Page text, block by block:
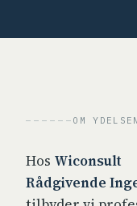
OM YDELSEN
Hos Wiconsult
Rådgivende